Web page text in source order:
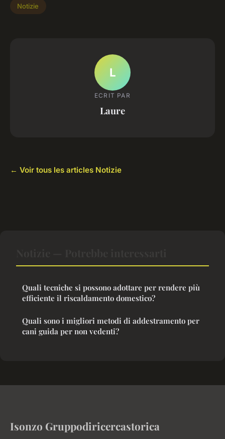
Notizie
L
ECRIT PAR
Laure
← Voir tous les articles Notizie
Quali tecniche si possono adottare per rendere più
efficiente il riscaldamento domestico?
Quali sono i migliori metodi di addestramento per
cani guida per non vedenti?
Isonzo Gruppodiricercastorica